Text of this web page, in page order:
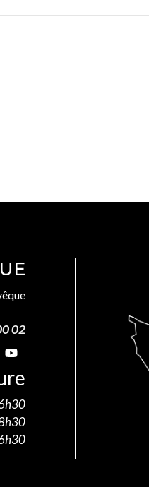
02
sur
nous sur
Suivez-nous sur